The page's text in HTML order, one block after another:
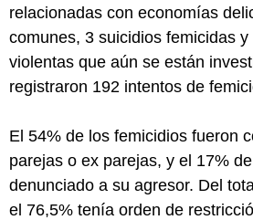
relacionadas con economías
comunes, 3 suicidios femicidas
violentas que aún se están
registraron 192 intentos de
El 54% de los femicidios fueron
parejas o ex parejas, y el 17%
denunciado a su agresor. Del
el 76,5% tenía orden de